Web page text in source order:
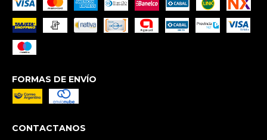
FORMAS DE ENVÍO
CONTACTANOS